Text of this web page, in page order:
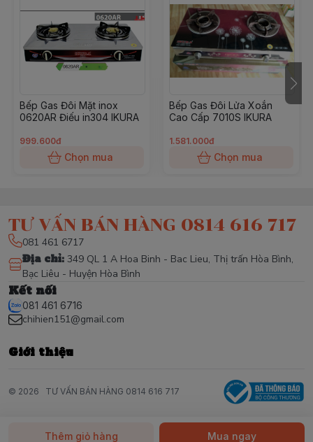
Thêm giỏ hàng Mua ngay
Bếp Gas Đôi Mặt inox
0620AR Điếu in304 IKURA
999.600đ
Chọn mua
Bếp Gas Đôi Lửa Xoắn
Cao Cấp 7010S IKURA
1.581.000đ
Chọn mua
TƯ VẤN BÁN HÀNG 0814 616 717
081 461 6717
Địa chỉ: 349 QL 1 A Hoa Binh - Bac Lieu, Thị trấn Hòa Bình,
Bạc Liêu - Huyện Hòa Bình
Kết nối
081 461 6716
chihien151@gmail.com
Giới thiệu
© 2026 TƯ VẤN BÁN HÀNG 0814 616 717